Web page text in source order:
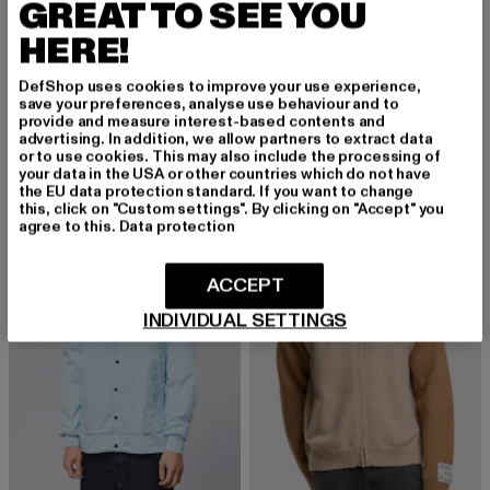
UNFAIR ATHLETICS
UNFR25105-00007
75,99 EUR
Derzeitiger Preis: 75,99 EUR
99,99 EURAktionspreis: 99,99 EUR
Signature Knit Cardigan
40,79 EUR
Derzeitiger Preis: 40,79 EUR
59,99 EUR
-16% -16%
GREAT TO SEE YOU
HERE!
DefShop uses cookies to improve your use experience,
save your preferences, analyse use behaviour and to
provide and measure interest-based contents and
advertising. In addition, we allow partners to extract data
or to use cookies. This may also include the processing of
your data in the USA or other countries which do not have
the EU data protection standard. If you want to change
this, click on "Custom settings". By clicking on "Accept" you
agree to this. Data protection
INDIVIDUAL SETTINGS
ACCEPT